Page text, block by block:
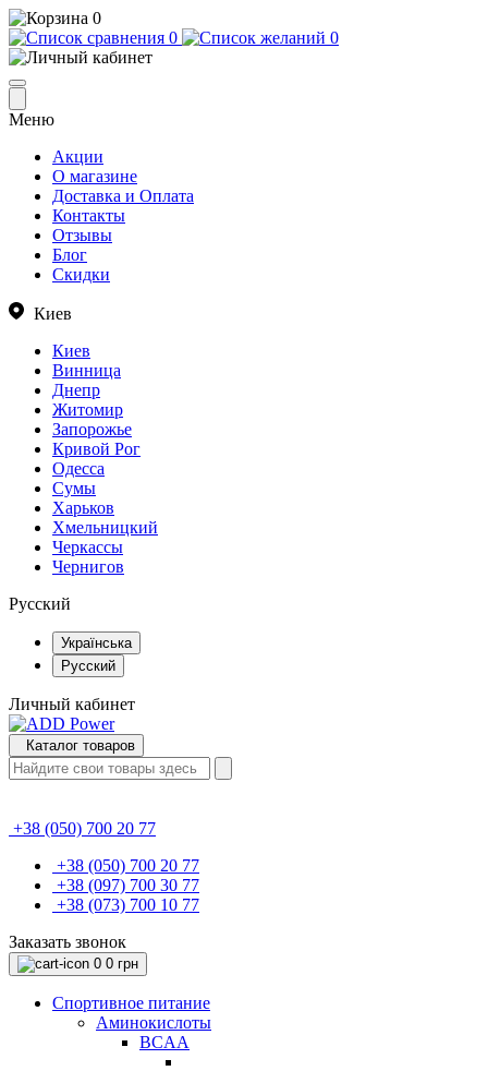
0
0
0
Меню
Акции
О магазине
Доставка и Оплата
Контакты
Отзывы
Блог
Скидки
Киев
Киев
Винница
Днепр
Житомир
Запорожье
Кривой Рог
Одесса
Сумы
Харьков
Хмельницкий
Черкассы
Чернигов
Русский
Українська
Русский
Личный кабинет
Каталог товаров
+38 (050) 700 20 77
+38 (050) 700 20 77
+38 (097) 700 30 77
+38 (073) 700 10 77
Заказать звонок
0 0 грн
Спортивное питание
Аминокислоты
BCAA